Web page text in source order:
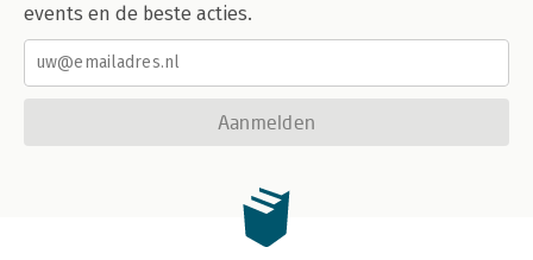
events en de beste acties.
Aanmelden